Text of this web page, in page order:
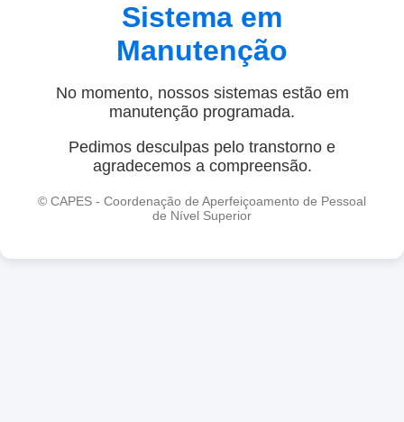
Sistema em
Manutenção
No momento, nossos sistemas estão em
manutenção programada.
Pedimos desculpas pelo transtorno e
agradecemos a compreensão.
© CAPES - Coordenação de Aperfeiçoamento de Pessoal
de Nível Superior